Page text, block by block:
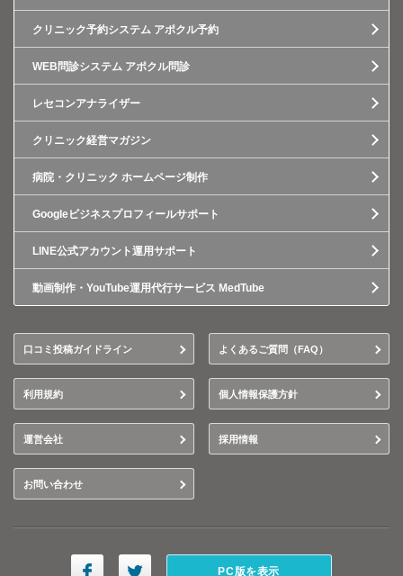
クリニック予約システム アポクル予約
WEB問診システム アポクル問診
レセコンアナライザー
クリニック経営マガジン
病院・クリニック ホームページ制作
Googleビジネスプロフィールサポート
LINE公式アカウント運用サポート
動画制作・YouTube運用代行サービス MedTube
口コミ投稿ガイドライン よくあるご質問（FAQ）
利用規約 個人情報保護方針
運営会社 採用情報
お問い合わせ
PC版を表示